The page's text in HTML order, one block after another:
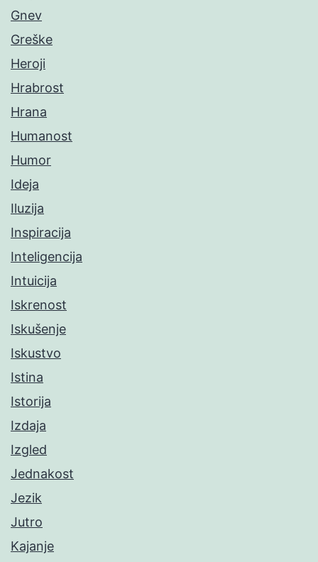
Gnev
Greške
Heroji
Hrabrost
Hrana
Humanost
Humor
Ideja
Iluzija
Inspiracija
Inteligencija
Intuicija
Iskrenost
Iskušenje
Iskustvo
Istina
Istorija
Izdaja
Izgled
Jednakost
Jezik
Jutro
Kajanje